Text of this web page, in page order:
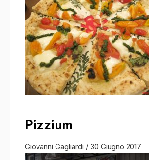
Pizzium
Giovanni Gagliardi / 30 Giugno 2017